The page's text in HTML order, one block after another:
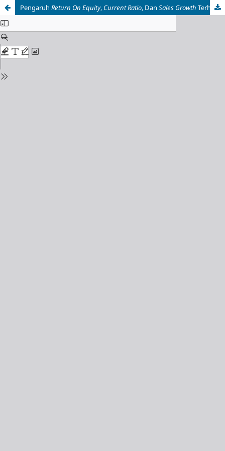
Pengaruh Return On Equity, Current Ratio, Dan Sales Growth Terhadap Nilai Perusahaan Dengan Kebijakan Dividen Sebagai Variabel Intervening